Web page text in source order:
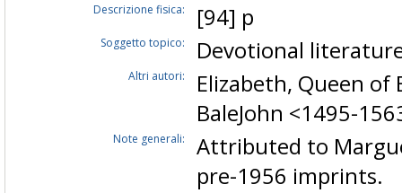
Descrizione fisica: [94] p
Soggetto topico: Devotional
Altri autori:
Elizabeth, Queen of
BaleJohn <1495-
Note generali:
Attributed to
pre-1956 imprints.